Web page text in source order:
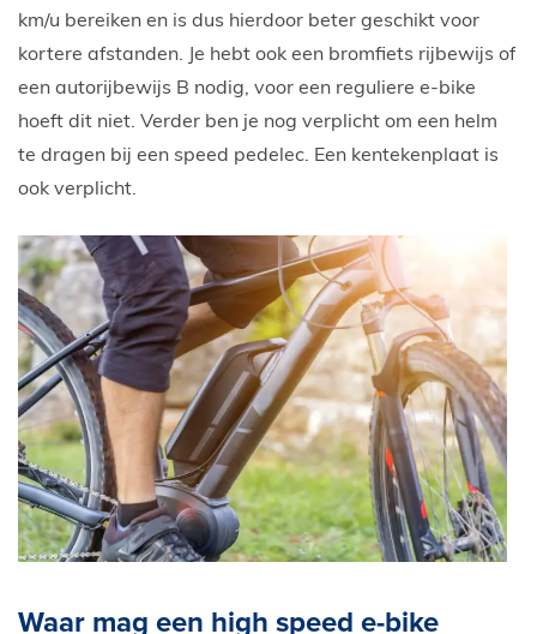
km/u bereiken en is dus hierdoor beter geschikt voor
kortere afstanden. Je hebt ook een bromfiets rijbewijs of
een autorijbewijs B nodig, voor een reguliere e-bike
hoeft dit niet. Verder ben je nog verplicht om een helm
te dragen bij een speed pedelec. Een kentekenplaat is
ook verplicht.
Waar mag een high speed e-bike